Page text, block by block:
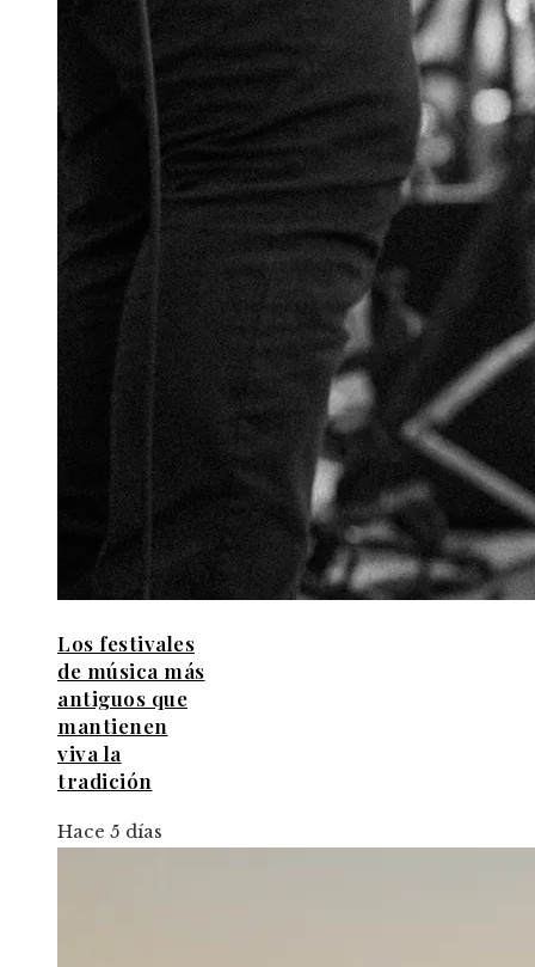
Los festivales
de música más
antiguos que
mantienen
viva la
tradición
Hace 5 días